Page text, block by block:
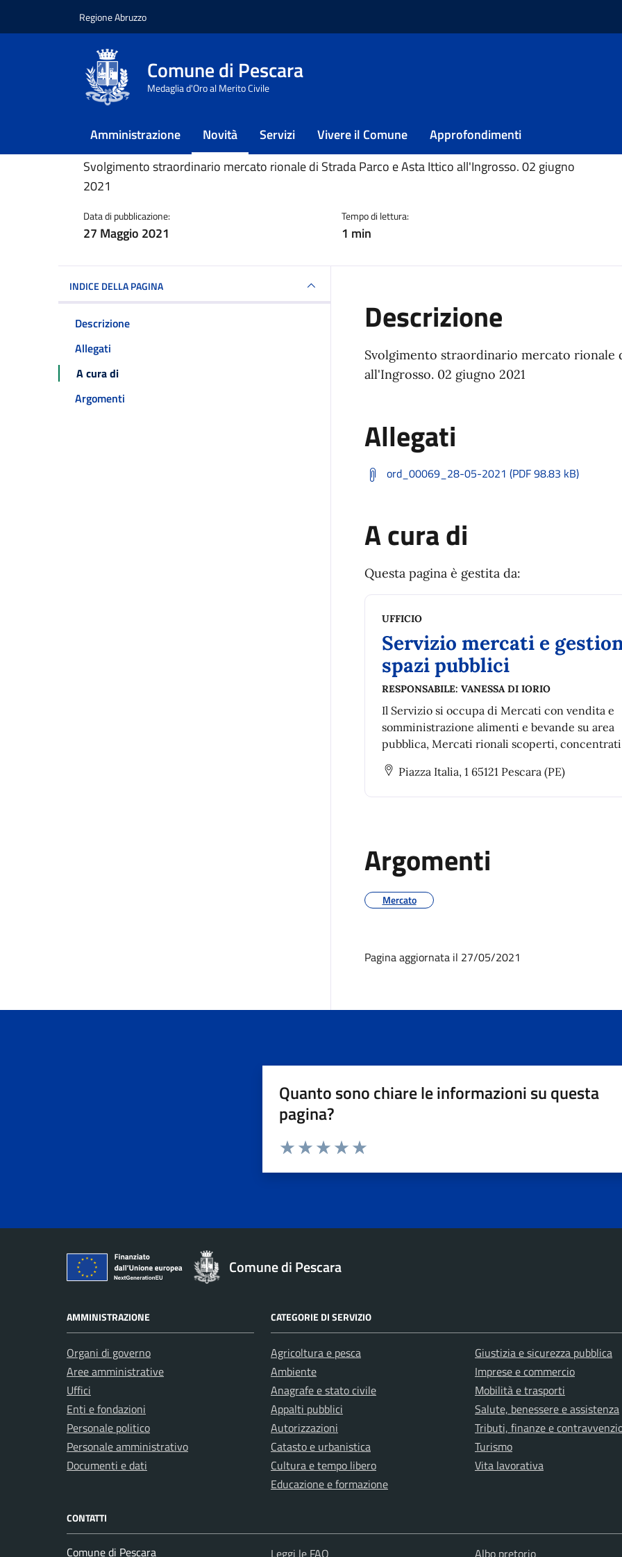
Regione Abruzzo
Comune di Pescara
Medaglia d'Oro al Merito Civile
Amministrazione Novità Servizi Vivere il Comune Approfondimenti
Home / Novità / Bandi / Ordinanza n. 69 del 28/05/2021
Ordinanza n. 69 del 28/05/2021
Dettagli della notizia
Svolgimento straordinario mercato rionale di Strada Parco e Asta Ittico all'Ingrosso. 02 giugno
2021
Data di pubblicazione:
27 Maggio 2021
Tempo di lettura:
1 min
INDICE DELLA PAGINA
Descrizione
Allegati
A cura di
Argomenti
Descrizione
Svolgimento straordinario mercato rionale
all'Ingrosso. 02 giugno 2021
Allegati
ord_00069_28-05-2021 (PDF 98.83 kB)
A cura di
Questa pagina è gestita da:
UFFICIO
Servizio mercati e
spazi pubblici
RESPONSABILE: VANESSA DI IORIO
Il Servizio si occupa di Mercati con vendita e
somministrazione alimenti e bevande su area
pubblica, Mercati rionali scoperti, concentrati
diffusi, Mercato Ittico, Bandi e avvisi pubblici
l’assegnazione spazi per commercio su area
Piazza Italia, 1 65121 Pescara (PE)
Argomenti
Mercato
Pagina aggiornata il 27/05/2021
Quanto sono chiare le informazioni su questa
pagina?
Comune di Pescara
AMMINISTRAZIONE
Organi di governo
Aree amministrative
Uffici
Enti e fondazioni
Personale politico
Personale amministrativo
Documenti e dati
CATEGORIE DI SERVIZIO
Agricoltura e pesca
Ambiente
Anagrafe e stato civile
Appalti pubblici
Autorizzazioni
Catasto e urbanistica
Cultura e tempo libero
Educazione e formazione
Giustizia e sicurezza pubblica
Imprese e commercio
Mobilità e trasporti
Salute, benessere e assistenza
Tributi, finanze e
Turismo
Vita lavorativa
CONTATTI
Comune di Pescara Leggi le FAQ Albo pretorio